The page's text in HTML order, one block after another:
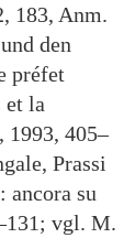
183, Anm.
den
préfet
et la
1993, 405–
Prassi
ancora su
vgl. M.